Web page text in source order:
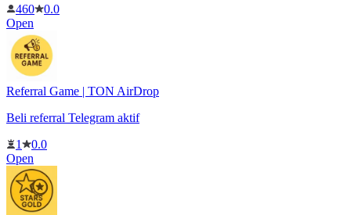
460
0.0
Open
Referral Game | TON AirDrop
Beli referral Telegram aktif
1
0.0
Open